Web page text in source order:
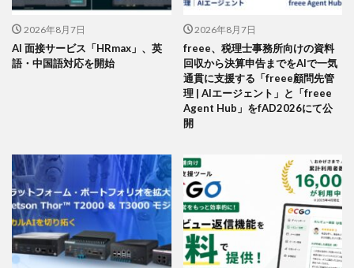
2026年8月7日
AI 面接サービス「HRmax」、英
語・中国語対応を開始
2026年8月7日
freee、税理士事務所向けの資料
回収から決算申告までをAIで一気
通貫に支援する「freee顧問先管
理 | AIエージェント」と「freee
Agent Hub」をfAD2026にて公
開